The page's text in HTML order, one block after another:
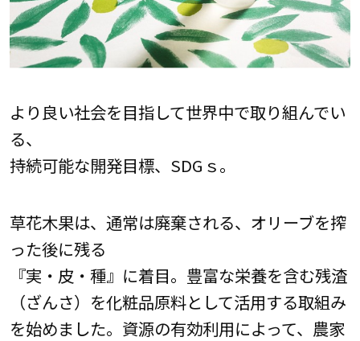
より良い社会を目指して世界中で取り組んでい
る、
持続可能な開発目標、SDGｓ。
草花木果は、通常は廃棄される、オリーブを搾
った後に残る
『実・皮・種』に着目。豊富な栄養を含む残渣
（ざんさ）を化粧品原料として活用する取組み
を始めました。資源の有効利用によって、農家